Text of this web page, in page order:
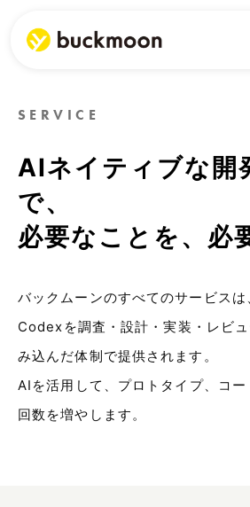
SERVICE
AIネイティブな開
で、
必要なことを、必
バックムーンのすべてのサービス
Codexを調査・設計・実装・レビ
み込んだ体制で提供されます。
AIを活用して、プロトタイプ、コ
回数を増やします。